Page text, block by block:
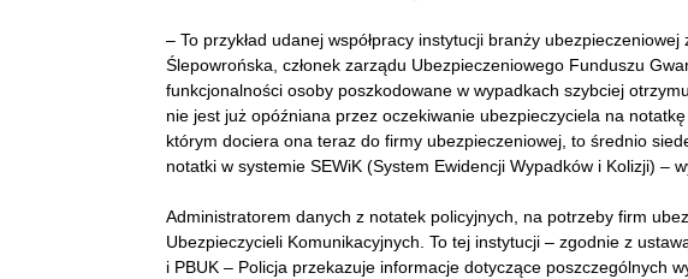
– To przykład udanej współpracy instytucji branży ubezpieczeniowej
Ślepowrońska, członek zarządu Ubezpieczeniowego Funduszu
funkcjonalności osoby poszkodowane w wypadkach szybciej
nie jest już opóźniana przez oczekiwanie ubezpieczyciela na
którym dociera ona teraz do firmy ubezpieczeniowej, to średnio
notatki w systemie SEWiK (System Ewidencji Wypadków i Kolizji) –
Administratorem danych z notatek policyjnych, na potrzeby firm
Ubezpieczycieli Komunikacyjnych. To tej instytucji – zgodnie z
i PBUK – Policja przekazuje informacje dotyczące poszczególnych